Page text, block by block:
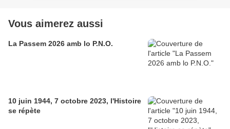
Vous aimerez aussi
La Passem 2026 amb lo P.N.O.
10 juin 1944, 7 octobre 2023, l'Histoire
se répète